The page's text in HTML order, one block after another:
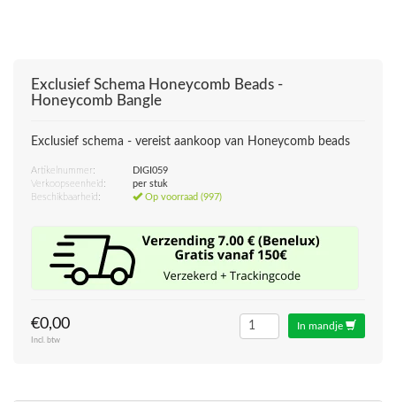
Exclusief Schema Honeycomb Beads -
Honeycomb Bangle
Exclusief schema - vereist aankoop van Honeycomb beads
Artikelnummer:
DIGI059
Verkoopseenheid:
per stuk
Beschikbaarheid:
Op voorraad (997)
€0,00
Incl. btw
In mandje